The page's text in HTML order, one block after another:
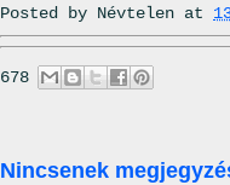
Posted by Névtelen at
678
Nincsenek